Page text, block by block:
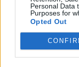
Personal Data
Purposes for
Opted Out
procedencia,
además de
aprobación
el Consejo de
27 de agosto
Enlace a
Enlace